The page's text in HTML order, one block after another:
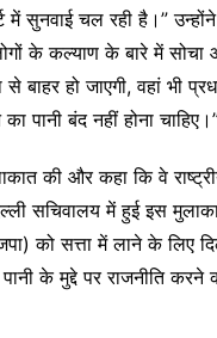
में सुनवाई चल रही है।”
के कल्याण के बारे में
हो जाएगी, वहां भी
पानी बंद नहीं होना
की और कहा कि वे
सचिवालय में हुई इस
को सत्ता में लाने के
के मुद्दे पर राजनीति करने